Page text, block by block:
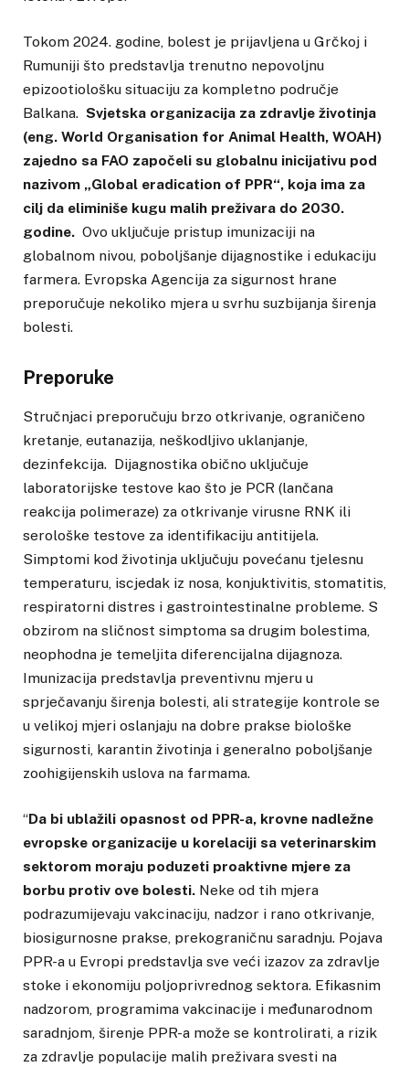
Tokom 2024. godine, bolest je prijavljena u Grčkoj i
Rumuniji što predstavlja trenutno nepovoljnu
epizootiološku situaciju za kompletno područje
Balkana. Svjetska organizacija za zdravlje životinja
(eng. World Organisation for Animal Health, WOAH)
zajedno sa FAO započeli su globalnu inicijativu pod
nazivom „Global eradication of PPR“, koja ima za
cilj da eliminiše kugu malih preživara do 2030.
godine. Ovo uključuje pristup imunizaciji na
globalnom nivou, poboljšanje dijagnostike i edukaciju
farmera. Evropska Agencija za sigurnost hrane
preporučuje nekoliko mjera u svrhu suzbijanja širenja
bolesti.
Preporuke
Stručnjaci preporučuju brzo otkrivanje, ograničeno
kretanje, eutanazija, neškodljivo uklanjanje,
dezinfekcija. Dijagnostika obično uključuje
laboratorijske testove kao što je PCR (lančana
reakcija polimeraze) za otkrivanje virusne RNK ili
serološke testove za identifikaciju antitijela.
Simptomi kod životinja uključuju povećanu tjelesnu
temperaturu, iscjedak iz nosa, konjuktivitis, stomatitis,
respiratorni distres i gastrointestinalne probleme. S
obzirom na sličnost simptoma sa drugim bolestima,
neophodna je temeljita diferencijalna dijagnoza.
Imunizacija predstavlja preventivnu mjeru u
sprječavanju širenja bolesti, ali strategije kontrole se
u velikoj mjeri oslanjaju na dobre prakse biološke
sigurnosti, karantin životinja i generalno poboljšanje
zoohigijenskih uslova na farmama.
“Da bi ublažili opasnost od PPR-a, krovne nadležne
evropske organizacije u korelaciji sa veterinarskim
sektorom moraju poduzeti proaktivne mjere za
borbu protiv ove bolesti. Neke od tih mjera
podrazumijevaju vakcinaciju, nadzor i rano otkrivanje,
biosigurnosne prakse, prekograničnu saradnju. Pojava
PPR-a u Evropi predstavlja sve veći izazov za zdravlje
stoke i ekonomiju poljoprivrednog sektora. Efikasnim
nadzorom, programima vakcinacije i međunarodnom
saradnjom, širenje PPR-a može se kontrolirati, a rizik
za zdravlje populacije malih preživara svesti na